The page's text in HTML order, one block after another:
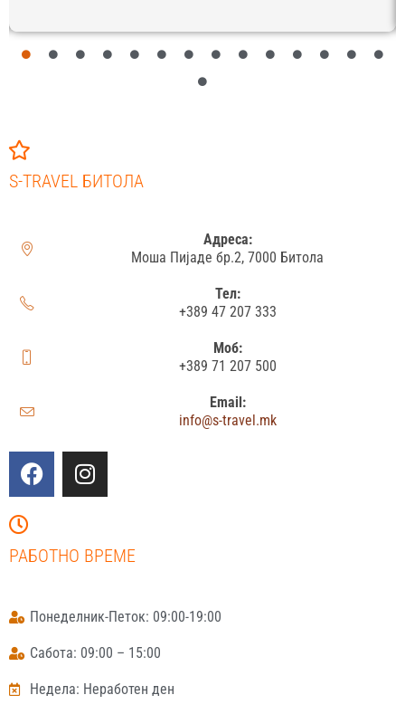
S-TRAVEL БИТОЛА
Адреса:
Моша Пијаде бр.2, 7000 Битола
Тел:
+389 47 207 333
Моб:
+389 71 207 500
Email:
info@s-travel.mk
РАБОТНО ВРЕМЕ
Понеделник-Петок: 09:00-19:00
Сабота: 09:00 – 15:00
Недела: Неработен ден